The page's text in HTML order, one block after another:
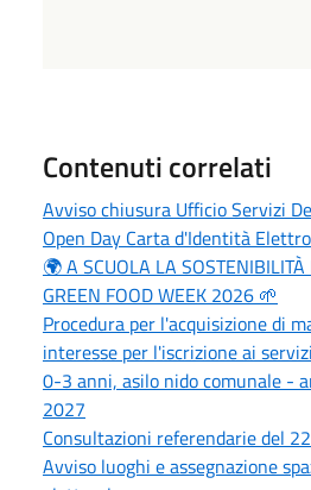
Contenuti correlati
Avviso chiusura Ufficio Servizi
Open Day Carta d'Identità
🌍 A SCUOLA LA
GREEN FOOD WEEK 2026 🌱
Procedura per l'acquisizione di
interesse per l'iscrizione ai
0-3 anni, asilo nido comunale -
2027
Consultazioni referendarie del
Avviso luoghi e assegnazione